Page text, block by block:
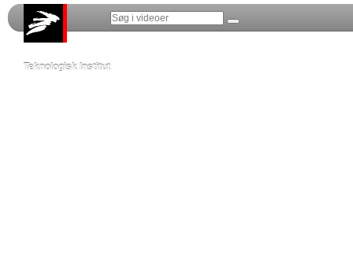
Teknologisk Institut